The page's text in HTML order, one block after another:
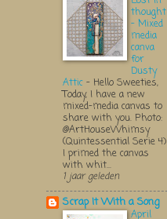
thought
- Mixed
media
canva
for
Dusty
Attic - Hello Sweeties,
Today, I have a new
mixed-media canvas to
share with you. Photo:
@ArtHouseWhimsy
(Quintessential Serie 4)
I primed the canvas
with whit...
1 jaar geleden
Scrap It With a Song
April